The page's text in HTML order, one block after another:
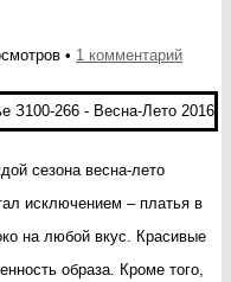
• 1 комментарийк
сезона весна-лето
исключением – платья в
на любой вкус. Красивые
образа. Кроме того,